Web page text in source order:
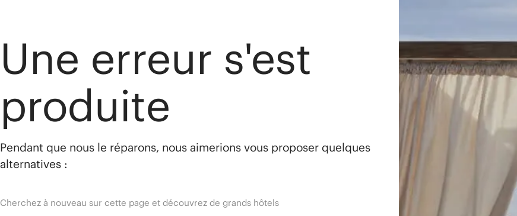
Une erreur s'est
produite
Pendant que nous le réparons, nous aimerions vous proposer quelques
alternatives :
Cherchez à nouveau sur cette page et découvrez de grands hôtels